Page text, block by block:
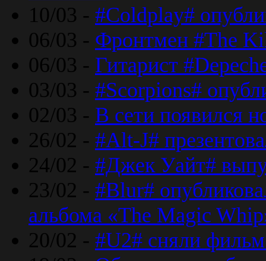
10/03 - #Coldplay#
06/03 - Фронтмен #The
06/03 - Гитарист
03/03 - #Scorpions#
02/03 - В сети появился
26/02 - #Alt-J#
24/02 - #Джек Уайт#
23/02 - #Blur#
альбома «The Magic
20/02 - #U2# сняли